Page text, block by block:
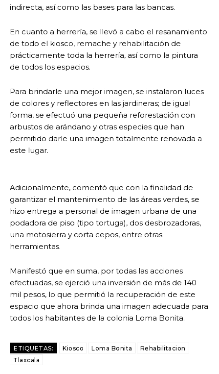
indirecta, así como las bases para las bancas.
En cuanto a herrería, se llevó a cabo el resanamiento
de todo el kiosco, remache y rehabilitación de
prácticamente toda la herrería, así como la pintura
de todos los espacios.
Para brindarle una mejor imagen, se instalaron luces
de colores y reflectores en las jardineras; de igual
forma, se efectuó una pequeña reforestación con
arbustos de arándano y otras especies que han
permitido darle una imagen totalmente renovada a
este lugar.
Adicionalmente, comentó que con la finalidad de
garantizar el mantenimiento de las áreas verdes, se
hizo entrega a personal de imagen urbana de una
podadora de piso (tipo tortuga), dos desbrozadoras,
una motosierra y corta cepos, entre otras
herramientas.
Manifestó que en suma, por todas las acciones
efectuadas, se ejerció una inversión de más de 140
mil pesos, lo que permitió la recuperación de este
espacio que ahora brinda una imagen adecuada para
todos los habitantes de la colonia Loma Bonita.
ETIQUETAS: Kiosco Loma Bonita
Rehabilitacion
Tlaxcala